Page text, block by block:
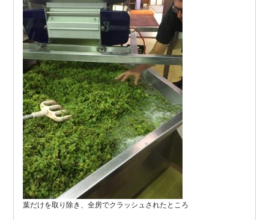
葉だけを取り除き、全房でクラッシュされたところ